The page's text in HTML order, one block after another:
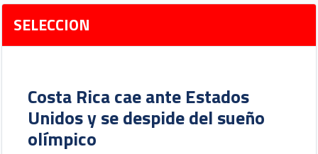
SELECCION
Costa Rica cae ante Estados
Unidos y se despide del sueño
olímpico